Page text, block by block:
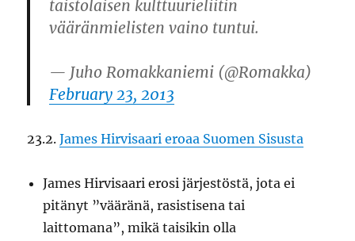
taistolaisen kulttuurieliitin
vääränmielisten vaino tuntui.
— Juho Romakkaniemi (@Romakka)
February 23, 2013
23.2.James Hirvisaari eroaa Suomen Sisusta
James Hirvisaari erosi järjestöstä, jota ei
pitänyt ”vääränä, rasistisena tai
laittomana”, mikä taisikin olla